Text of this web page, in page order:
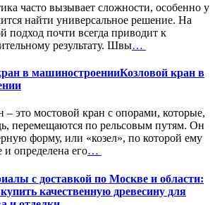
часто вызывает сложности, особенно у
найти универсальное решение. На
подход почти всегда приводит к
результату. Швы…
Козловой кран в
– это мостовой кран с опорами, которые,
перемещаются по рельсовым путям. Он
форму, или «козел», по которой ему
и определена его…